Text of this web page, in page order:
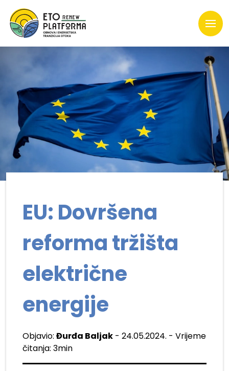
EU: Dovršena
reforma tržišta
električne
energije
Objavio: Đurđa Baljak - 24.05.2024. - Vrijeme
čitanja: 3min